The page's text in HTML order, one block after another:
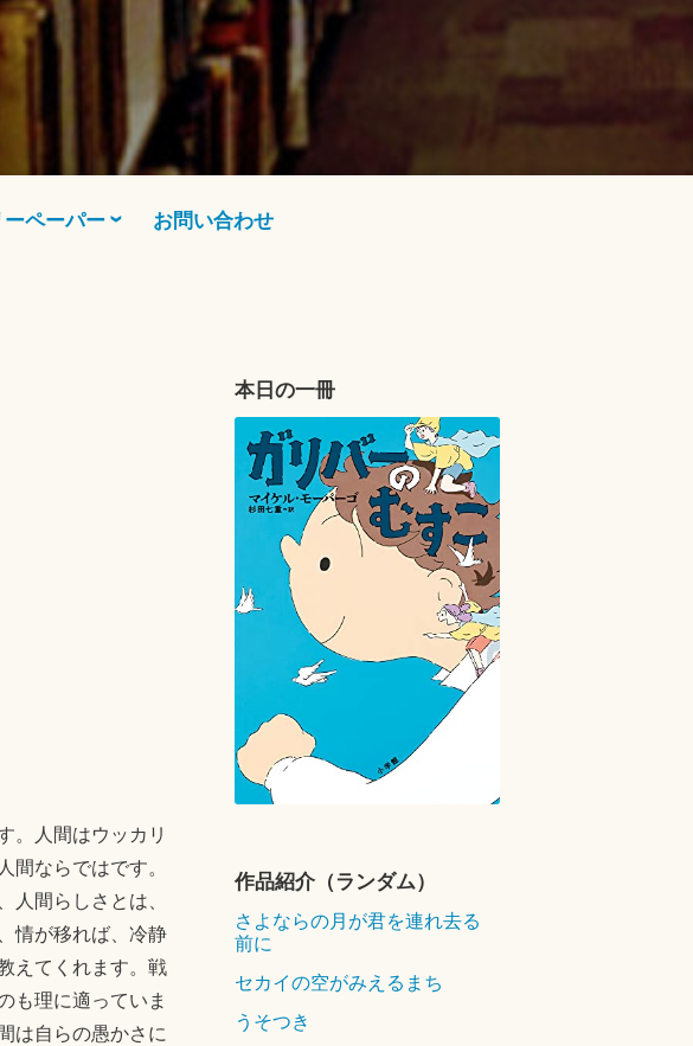
ーペーパー お問い合わせ
。人間はウッカリ
間ならではです。
人間らしさとは、
情が移れば、冷静
えてくれます。戦
も理に適っていま
は自らの愚かさに
本日の一冊
作品紹介（ランダム）
さよならの月が君を連れ去る
前に
セカイの空がみえるまち
うそつき